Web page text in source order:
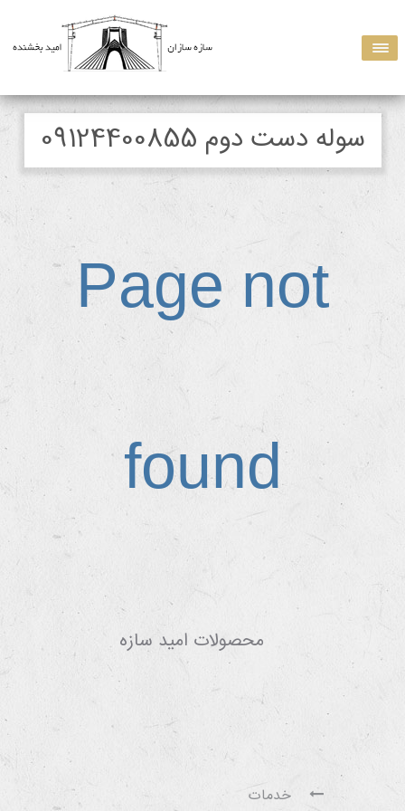
سوله دست دوم 09124400855
Page not
found
محصولات امید سازه
خدمات